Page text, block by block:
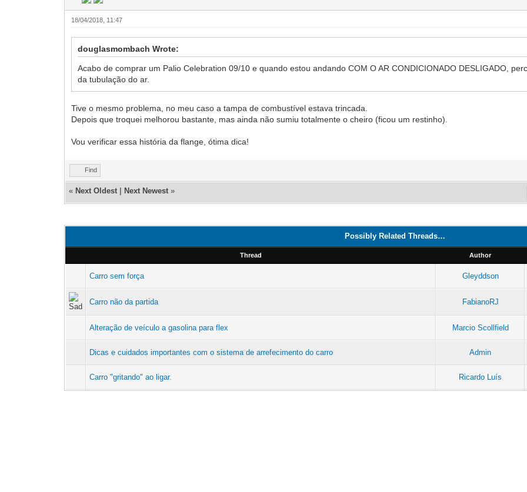
18/04/2018, 11:47
douglasmombach Wrote:
Acabo de comprar um Palio Celebration 09/10 e quando estou andando COM O AR CONDICIONADO DESLIGADO,
da tubulação do ar.
Tive o mesmo problema, no meu caso a tampa de combustível estava trincada.
Depois que troquei melhorou bastante, mas ainda não sumiu totalmente o cheiro (ficou um restinho).
Vou verificar essa história da flange, ótima dica!
Find
« Next Oldest Next Newest »
Possibly Related Threads…
Thread Author
Carro sem força Gleyddson
Carro não da partida FabianoRJ
Alteração de veículo a gasolina para flex Marcio Scollfield
Dicas e cuidados importantes com o sistema de arrefecimento do carro Admin
Carro "gritando" ao ligar. Ricardo Luís